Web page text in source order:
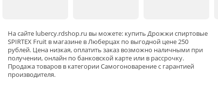
получить дрожжи высочайшего качества.
EXpress Turbo - высокая скорость (от 24 часов)
Спиртовые дрожжи SpirtEX - это линейка турбо
На сайте lubercy.rdshop.ru вы можете: купить Дрожжи спиртовые
SPIRTEX Fruit в магазине в Люберцах по выгодной цене 250
рублей. Цена низкая, оплатить заказ возможно наличными при
получении, онлайн по банковской карте или в рассрочку.
Продажа товаров в категорииСамогоноварениес гарантией
производителя.